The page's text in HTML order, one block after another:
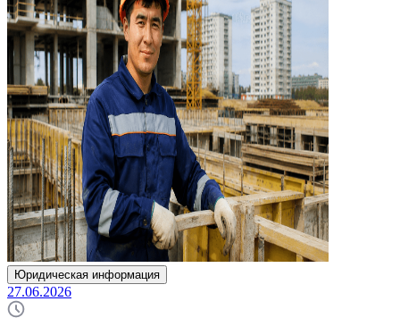
Юридическая информация
27.06.2026